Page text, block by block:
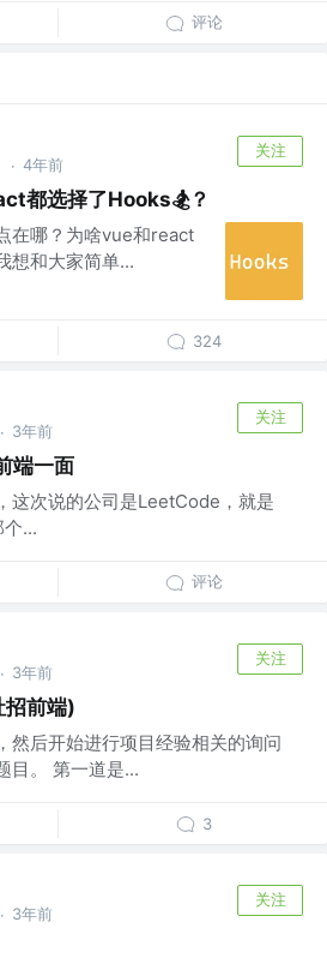
评论
· 4年前
关注
都选择了Hooks🏂？
在哪？为啥vue和react
想和大家简单...
324
· 3年前
关注
端一面
这次说的公司是LeetCode，就是
...
评论
· 3年前
关注
招前端)
然后开始进行项目经验相关的询问
目。 第一道是...
3
· 3年前
关注